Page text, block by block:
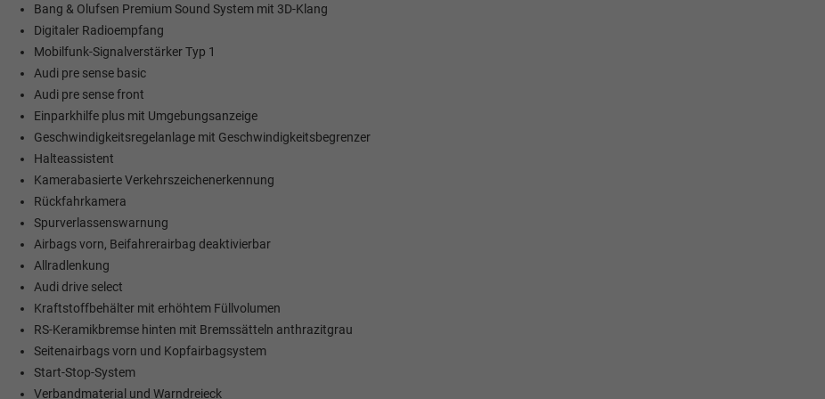
Bang & Olufsen Premium Sound System mit 3D-Klang
Digitaler Radioempfang
Mobilfunk-Signalverstärker Typ 1
Audi pre sense basic
Audi pre sense front
Einparkhilfe plus mit Umgebungsanzeige
Geschwindigkeitsregelanlage mit Geschwindigkeitsbegrenzer
Halteassistent
Kamerabasierte Verkehrszeichenerkennung
Rückfahrkamera
Spurverlassenswarnung
Airbags vorn, Beifahrerairbag deaktivierbar
Allradlenkung
Audi drive select
Kraftstoffbehälter mit erhöhtem Füllvolumen
RS-Keramikbremse hinten mit Bremssätteln anthrazitgrau
Seitenairbags vorn und Kopfairbagsystem
Start-Stop-System
Verbandmaterial und Warndreieck
Bünyamin Schael
Verkauf
Tel. 04181/2176-24
schael@take-your-car.de
Tel. 04181/2176-21